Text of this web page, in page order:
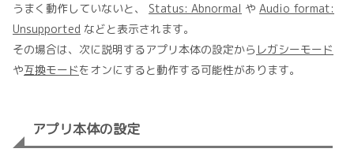
うまく動作していないと、 Status: Abnormal や Audio format:
Unsupported などと表示されます。
その場合は、次に説明するアプリ本体の設定から レガシーモード
や互換モードをオンにすると動作する可能性があります。
アプリ本体の設定